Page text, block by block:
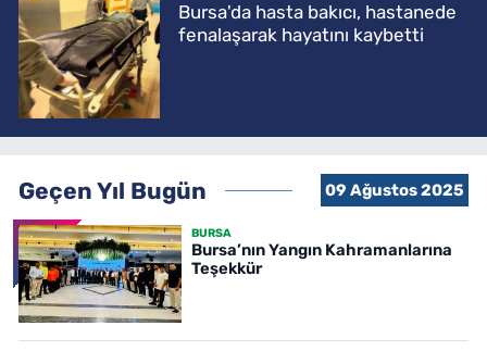
Bursa'da hasta bakıcı, hastanede
fenalaşarak hayatını kaybetti
Geçen Yıl Bugün 09 Ağustos 2025
BURSA
Bursa’nın Yangın Kahramanlarına
Teşekkür